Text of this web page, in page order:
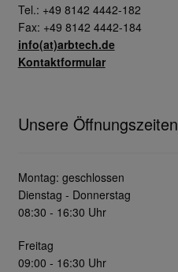
Tel.: +49 8142 4442-182
Fax: +49 8142 4442-184
info(at)arbtech.de
Kontaktformular
Unsere Öffnungszeiten
Montag: geschlossen
Dienstag - Donnerstag
08:30 - 16:30 Uhr
Freitag
09:00 - 16:30 Uhr